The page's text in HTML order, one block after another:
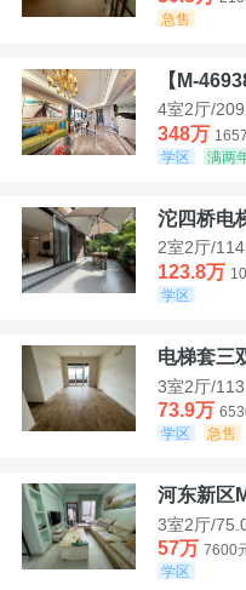
急售
【M-
4室2厅/
348万
学区
满两
2室2厅/
123.8万
学区
电梯套三
3室2厅/
73.9万
学区
急售
河东新区
3室2厅/
57万 7600
学区